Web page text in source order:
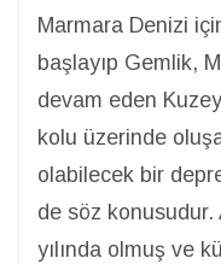
Marmara Denizi
başlayıp Gemlik,
devam eden
kolu üzerinde
olabilecek bir
de söz konusudur.
yılında olmuş ve